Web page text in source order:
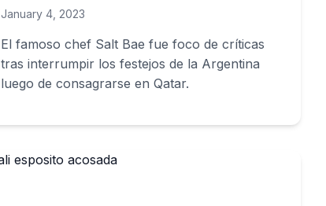
January 4, 2023
El famoso chef Salt Bae fue foco de críticas
tras interrumpir los festejos de la Argentina
luego de consagrarse en Qatar.